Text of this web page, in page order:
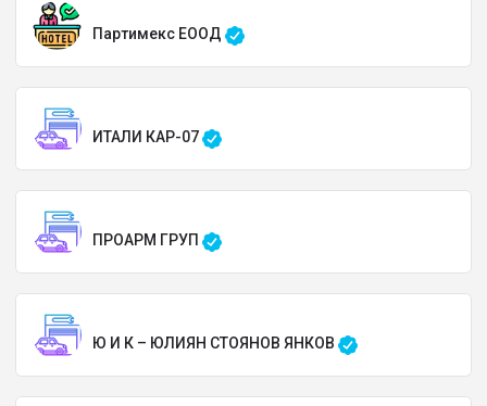
Партимекс ЕООД
ИТАЛИ КАР-07
ПРОАРМ ГРУП
Ю И К – ЮЛИЯН СТОЯНОВ ЯНКОВ